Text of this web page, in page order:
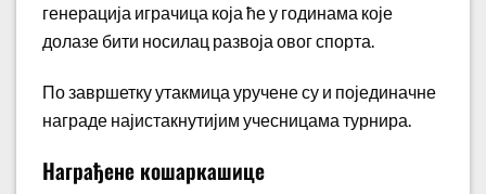
генерација играчица која ће у годинама које
долазе бити носилац развоја овог спорта.
По завршетку утакмица уручене су и појединачне
награде најистакнутијим учесницама турнира.
Награђене кошаркашице